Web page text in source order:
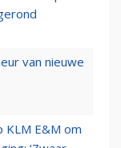
van nieuwe
E&M om